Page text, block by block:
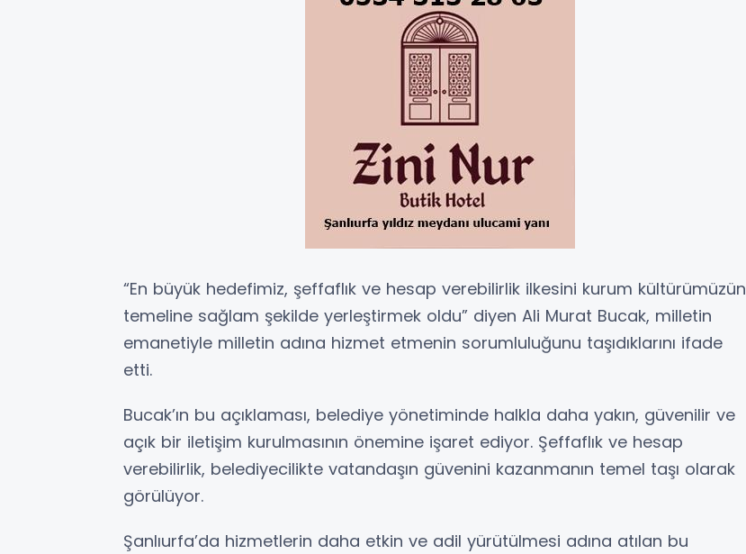
“En büyük hedefimiz, şeffaflık ve hesap verebilirlik ilkesini kurum kültürümüzün
temeline sağlam şekilde yerleştirmek oldu” diyen Ali Murat Bucak, milletin
emanetiyle milletin adına hizmet etmenin sorumluluğunu taşıdıklarını ifade
etti.
Bucak’ın bu açıklaması, belediye yönetiminde halkla daha yakın, güvenilir ve
açık bir iletişim kurulmasının önemine işaret ediyor. Şeffaflık ve hesap
verebilirlik, belediyecilikte vatandaşın güvenini kazanmanın temel taşı olarak
görülüyor.
Şanlıurfa’da hizmetlerin daha etkin ve adil yürütülmesi adına atılan bu